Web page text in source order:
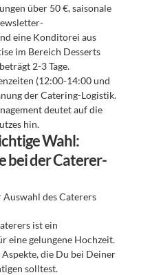
über 50 €, saisonale
eine Konditorei aus
im Bereich Desserts
2-3 Tage.
(12:00-14:00 und
der Catering-Logistik.
deutet auf die
hin.
Wahl:
bei der Caterer-
des Caterers
ist ein
eine gelungene Hochzeit.
die Du bei Deiner
solltest.